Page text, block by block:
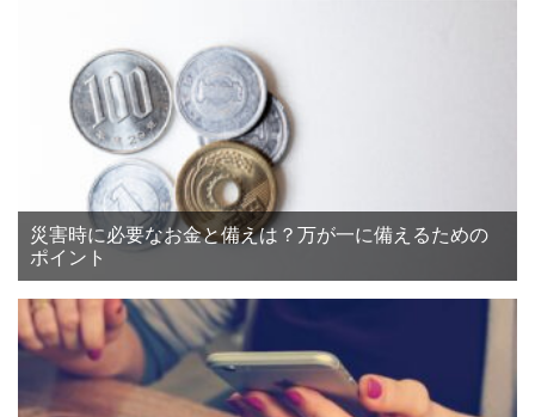
災害時に必要なお金と備えは？万が一に備えるための
ポイント